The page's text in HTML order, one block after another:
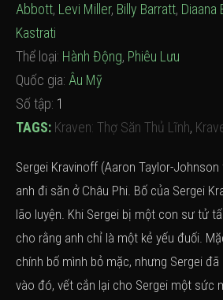
Abbott, Levi Miller, Billy Barratt, Diaana
Kastrati
Thể loại: Hành Động, Phiêu Lưu
Quốc gia: Âu Mỹ
Số tập: 1
TAGS: Kraven: Thợ Săn Thủ Lĩnh,
Sergei Kravinoff (Aaron Taylor-
anh đi săn ở Châu Phi. Bố của Sergei
lão luyện. Khi Sergei bị một con sư tử
cho rằng anh chỉ là một kẻ yếu đuối.
chính bố mình bỏ mặc, nhưng Sergei
vào đó, vết cắn lại cho Sergei một sức